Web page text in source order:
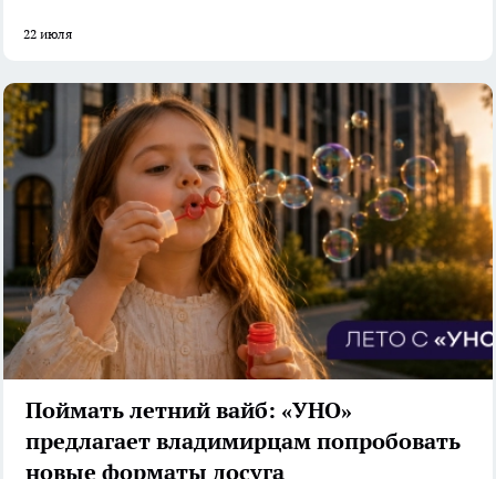
22 июля
Поймать летний вайб: «УНО»
предлагает владимирцам попробовать
новые форматы досуга